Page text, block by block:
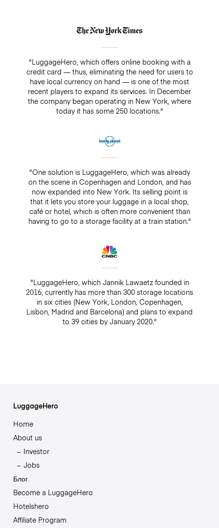
"LuggageHero, which offers online booking with a
credit card — thus, eliminating the need for users to
have local currency on hand — is one of the most
recent players to expand its services. In December
the company began operating in New York, where
today it has some 250 locations."
"One solution is LuggageHero, which was already
on the scene in Copenhagen and London, and has
now expanded into New York. Its selling point is
that it lets you store your luggage in a local shop,
café or hotel, which is often more convenient than
having to go to a storage facility at a train station."
"LuggageHero, which Jannik Lawaetz founded in
2016, currently has more than 300 storage locations
in six cities (New York, London, Copenhagen,
Lisbon, Madrid and Barcelona) and plans to expand
to 39 cities by January 2020."
LuggageHero
Home
About us
Investor
Jobs
Блог
Become a LuggageHero
Hotelshero
Affiliate Program